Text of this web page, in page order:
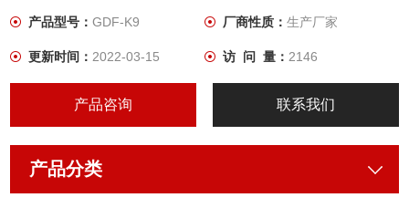
产品型号：GDF-K9 厂商性质： 生产厂家
更新时间：2022-03-15 访 问 量： 2146
产品咨询 联系我们
产品分类